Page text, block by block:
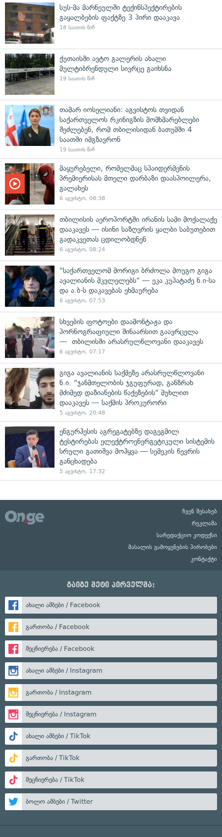
სუს-მა მარნეულში ტექინსპექტირების
გაყალბების ფაქტზე 3 პირი დააკავა
18 საათის წინ
ქუთაისში ავტო გალერის ახალი
მულტიბრენდული სივრცე გაიხსნა
19 საათის წინ
თამარ იოსელიანი: აგვისტოს თვიდან
საქართველოს რკინიგზის მომხმარებლები
შეძლებენ, რომ თბილისიდან ბათუმში 4
საათში იმგზავრონ
19 საათის წინ
მაყურებელი, რომელმაც სპაიდერმენის
პრემიერისას მთელი დარბაზი დაასპოილერა,
გალახეს
6 აგვისტო, 08:38
თბილისის აეროპორტში ირანის სამი მოქალაქე
დააკავეს — ისინი საზღვრის ყალბი საბუთებით
გადაკვეთას ცდილობდნენ
6 აგვისტო, 08:24
"საქართველომ მორიგი ბრძოლა მოუგო გიგა
ავალიანის მკვლელებს" — ეკა კუპატაძე ნ.ი-სა
და ა.ბ-ს დაკავებას ეხმაურება
6 აგვისტო, 07:53
სხვების ფოტოები დაამონტაჟა და
პორნოგრაფიული შინაარსით გაავრცელა
— თბილისში არასრულწლოვანი დააკავეს
6 აგვისტო, 07:17
გიგა ავალიანის საქმეზე არასრულწლოვანი
ნ.ი. "ჯანმთელობის ჯგუფურად, განზრახ
მძიმედ დაზიანების წაქეზების" მუხლით
დააკავეს — საქმის პროკურორი
5 აგვისტო, 20:48
ენგურჰესის აგრეგატებზე დაგეგმილ
ტესტირებას ელექტროენერგეტიკული სისტემის
სრული გათიშვა მოჰყვა — სემეკის წევრის
განცხადება
5 აგვისტო, 17:32
ჩვენ შესახებ
რეკლამა
სარედაქციო კოდექსი
მასალის გამოყენების პირობები
კონტაქტი
გაიგე მეტი პირველმა:
ახალი ამბები / Facebook
გართობა / Facebook
მეცნიერება / Facebook
ახალი ამბები / Instagram
გართობა / Instagram
მეცნიერება / Instagram
ახალი ამბები / TikTok
გართობა / TikTok
მეცნიერება / TikTok
ბოლო ამბები / Twitter